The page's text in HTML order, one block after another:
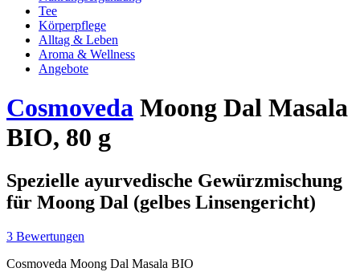
Tee
Körperpflege
Alltag & Leben
Aroma & Wellness
Angebote
Cosmoveda Moong Dal Masala
BIO, 80 g
Spezielle ayurvedische Gewürzmischung
für Moong Dal (gelbes Linsengericht)
3 Bewertungen
Cosmoveda Moong Dal Masala BIO